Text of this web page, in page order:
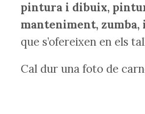
pintura i dibuix,
manteniment, zumba,
que s’ofereixen en els
Cal dur una foto de